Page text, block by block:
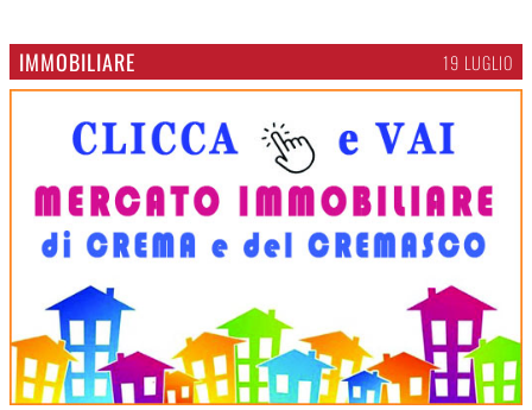
IMMOBILIARE 19 LUGLIO